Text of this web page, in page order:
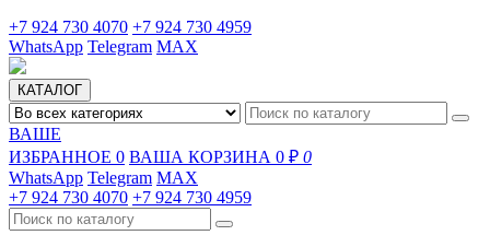
+7 924 730 4070 +7 924 730 4959
WhatsApp Telegram MAX
КАТАЛОГ
ВАШЕ
ИЗБРАННОЕ 0 ВАША КОРЗИНА 0 ₽ 0
WhatsApp Telegram MAX
+7 924 730 4070 +7 924 730 4959